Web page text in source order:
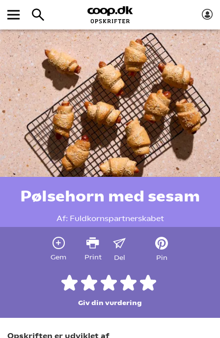
Pølsehorn med sesam
Af: Fuldkornspartnerskabet
Gem Print Del Pin
Giv din vurdering
Opskriften er udviklet af